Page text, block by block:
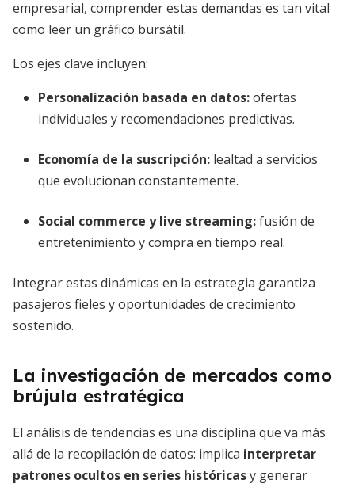
empresarial, comprender estas demandas es tan vital
como leer un gráfico bursátil.
Los ejes clave incluyen:
Personalización basada en datos:ofertas
individuales y recomendaciones predictivas.
Economía de la suscripción: lealtad a servicios
que evolucionan constantemente.
Social commerce y live streaming:fusión de
entretenimiento y compra en tiempo real.
Integrar estas dinámicas en la estrategia garantiza
pasajeros fieles y oportunidades de crecimiento
sostenido.
La investigación de mercados como
brújula estratégica
El análisis de tendencias es una disciplina que va más
allá de la recopilación de datos: implica interpretar
patrones ocultos en series históricasy generar